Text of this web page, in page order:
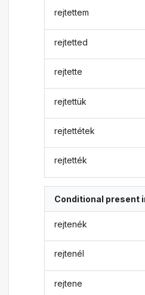
rejtettem
rejtetted
rejtette
rejtettük
rejtettétek
rejtették
Conditional present
rejtenék
rejtenél
rejtene